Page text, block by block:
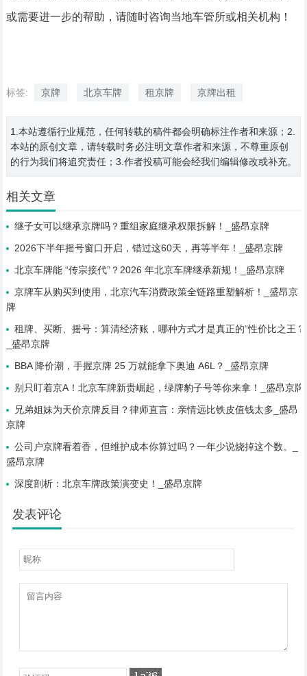
或需要进一步的帮助，请随时咨询当地车管所或相关机构！
标签: 京牌 北京车牌 租京牌 京牌出租
1.本站遵循行业规范，任何转载的稿件都会明确标注作者和来源；2.
本站的原创文章，请转载时务必注明文章作者和来源，不尊重原创
的行为我们将追究责任；3.作者投稿可能会经我们编辑修改或补充。
相关文章
继子女可以继承京牌吗？重组家庭继承权限拆解！_盛昂京牌
2026下半年摇号窗口开启，错过这60天，再等半年！_盛昂京牌
北京车牌能 “传宗接代”？2026 年北京车牌继承新规！_盛昂京牌
京牌车从购买到使用，北京汽车消费政策全链路重塑解析！_盛昂京
牌
租牌、买断、摇号：算清经济账，哪种方式才是真正的“性价比之王？
_盛昂京牌
BBA 降价潮，手握京牌 25 万就能拿下奥迪 A6L？_盛昂京牌
别只盯着京A！北京车牌新贵崛起，绿牌豹子号等你来拿！_盛昂京牌
兄弟姐妹为天价京牌反目？律师直言：亲情远比铁皮值钱太多_盛昂
京牌
公司户京牌看着香，但维护成本你算过吗？一年少说烧掉这个数。_
盛昂京牌
深度剖析：北京车牌政策演变史！_盛昂京牌
发表评论